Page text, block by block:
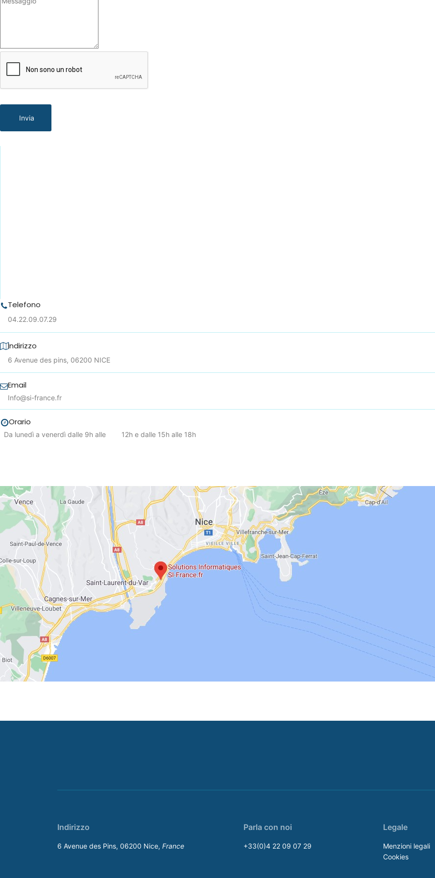
Invia
Telefono
04.22.09.07.29
Indirizzo
6 Avenue des pins, 06200 NICE
Email
Info@si-france.fr
Orario
Da lunedì a venerdì dalle 9h alle 12h e dalle 15h alle 18h
Indirizzo
6 Avenue des Pins, 06200 Nice, France
Parla con noi
+33(0)4 22 09 07 29
Legale
Menzioni legali
Cookies